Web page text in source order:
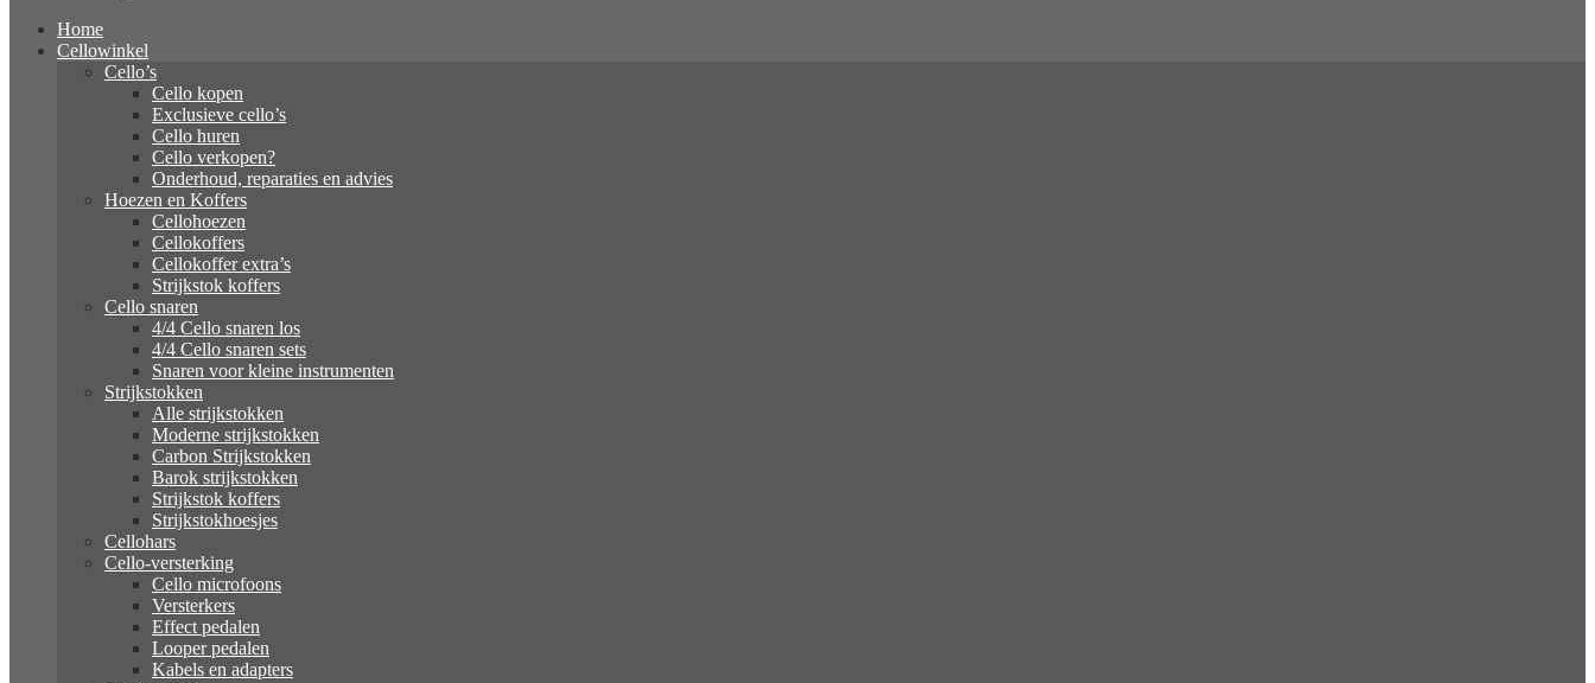
Home
Cellowinkel
Cello’s
Cello kopen
Exclusieve cello’s
Cello huren
Cello verkopen?
Onderhoud, reparaties en advies
Hoezen en Koffers
Cellohoezen
Cellokoffers
Cellokoffer extra’s
Strijkstok koffers
Cello snaren
4/4 Cello snaren los
4/4 Cello snaren sets
Snaren voor kleine instrumenten
Strijkstokken
Alle strijkstokken
Moderne strijkstokken
Carbon Strijkstokken
Barok strijkstokken
Strijkstok koffers
Strijkstokhoesjes
Cellohars
Cello-versterking
Cello microfoons
Versterkers
Effect pedalen
Looper pedalen
Kabels en adapters